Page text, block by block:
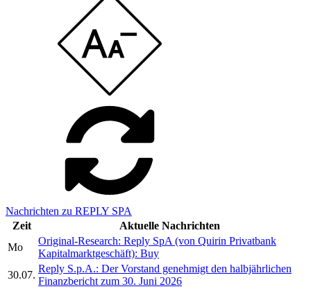
Nachrichten zu REPLY SPA
Zeit
Aktuelle Nachrichten
Mo
Original-Research: Reply SpA (von Quirin Privatbank
Kapitalmarktgeschäft): Buy
30.07.
Reply S.p.A.: Der Vorstand genehmigt den halbjährlichen
Finanzbericht zum 30. Juni 2026